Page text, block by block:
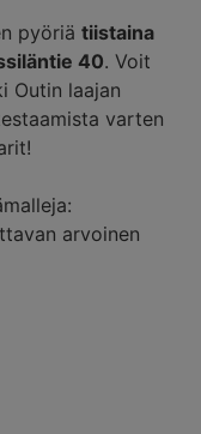
pyöriä tiistaina
40. Voit
Outin laajan
varten
arvoinen